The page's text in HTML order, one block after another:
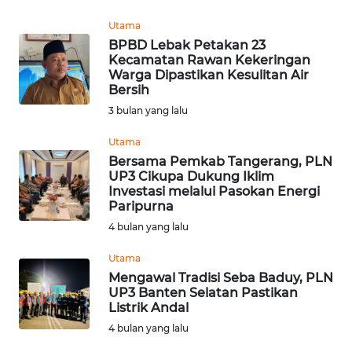
Utama
BPBD Lebak Petakan 23
Kecamatan Rawan Kekeringan
Warga Dipastikan Kesulitan Air
Bersih
3 bulan yang lalu
Utama
Bersama Pemkab Tangerang, PLN
UP3 Cikupa Dukung Iklim
Investasi melalui Pasokan Energi
Paripurna
4 bulan yang lalu
Utama
Mengawal Tradisi Seba Baduy, PLN
UP3 Banten Selatan Pastikan
Listrik Andal
4 bulan yang lalu
WAHANA
INFRASTRUKTUR
WAHANA
KONSUMEN
WAHANA
LISTRIK
WAHANA
TRAVEL
WAHANA
TV
WAHANANEWS